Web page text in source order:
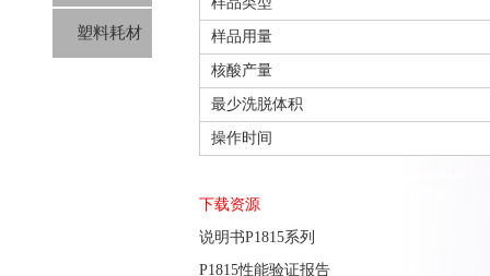
塑料耗材 样品用量
核酸产量
最少洗脱体积
操作时间
下载资源
说明书P1815系列
P1815性能验证报告